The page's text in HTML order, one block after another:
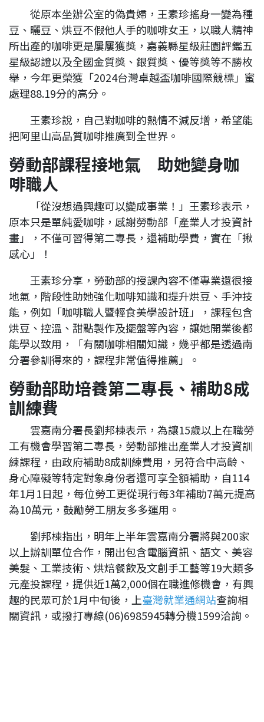
從原本坐辦公室的偽貴婦，王素珍搖身一變為種
豆、曬豆、烘豆不假他人手的咖啡女王，以職人精神
所出產的咖啡更是屢屢獲獎，嘉義縣星級莊園評鑑五
星級認證以及全國金質獎、銀質獎、優等獎等不勝枚
舉，今年更榮獲「2024台灣卓越盃咖啡國際競標」蜜
處理88.19分的高分。
王素珍說，自己對咖啡的熱情不減反增，希望能
把阿里山高品質咖啡推廣到全世界。
勞動部課程接地氣 助她變身咖
啡職人
「從沒想過興趣可以變成事業！」王素珍表示，
原本只是單純愛咖啡，感謝勞動部「產業人才投資計
畫」，不僅可習得第二專長，還補助學費，實在「揪
感心」！
王素珍分享，勞動部的授課內容不僅專業還很接
地氣，階段性助她強化咖啡知識和提升烘豆、手沖技
能，例如「咖啡職人暨輕食美學設計班」，課程包含
烘豆、控溫、甜點製作及擺盤等內容，讓她開業後都
能學以致用，「有關咖啡相關知識，幾乎都是透過南
分署參訓得來的，課程非常值得推薦」。
勞動部助培養第二專長、補助8成
訓練費
雲嘉南分署長劉邦棟表示，為讓15歲以上在職勞
工有機會學習第二專長，勞動部推出產業人才投資訓
練課程，由政府補助8成訓練費用，另符合中高齡、
身心障礙等特定對象身份者還可享全額補助，自114
年1月1日起，每位勞工更從現行每3年補助7萬元提高
為10萬元，鼓勵勞工朋友多多運用。
劉邦棟指出，明年上半年雲嘉南分署將與200家
以上辦訓單位合作，開出包含電腦資訊、語文、美容
美髮、工業技術、烘焙餐飲及文創手工藝等19大類多
元產投課程，提供近1萬2,000個在職進修機會，有興
趣的民眾可於1月中旬後，上臺灣就業通網站查詢相
關資訊，或撥打專線(06)6985945轉分機1599洽詢。